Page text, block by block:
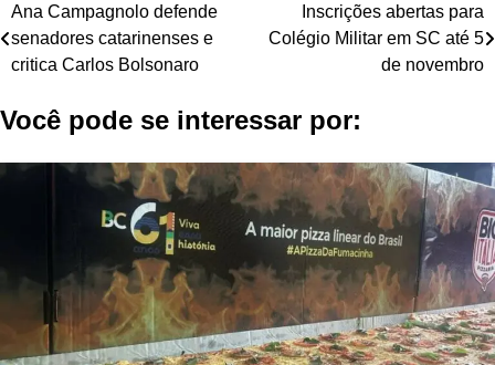
Navegação
de
Ana Campagnolo defende
senadores catarinenses e
critica Carlos Bolsonaro
Inscrições abertas para
Colégio Militar em SC até 5
de novembro
Você pode se interessar por: